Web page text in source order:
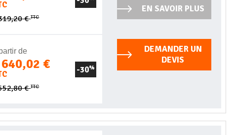
€TTC
de
€
€TTC
-30%
EN SAVOIR PLUS
DEMANDER UN
DEVIS